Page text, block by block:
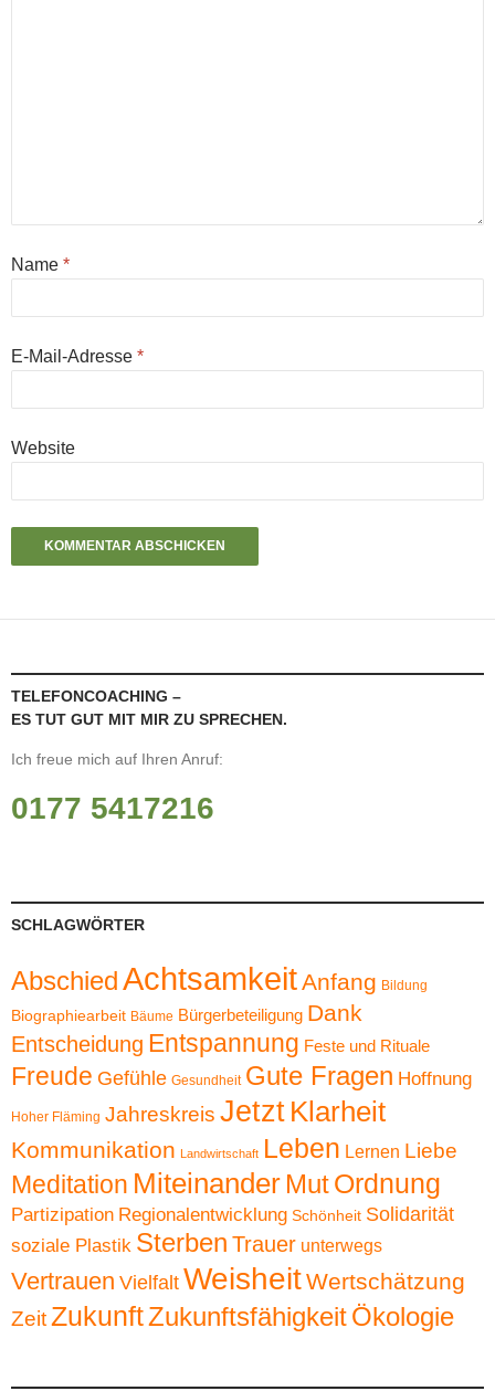
Name *
E-Mail-Adresse *
Website
TELEFONCOACHING –
ES TUT GUT MIT MIR ZU SPRECHEN.
Ich freue mich auf Ihren Anruf:
0177 5417216
SCHLAGWÖRTER
AbschiedAchtsamkeitAnfang Bildung
Biographiearbeit Bäume Bürgerbeteiligung Dank
Entscheidung Entspannung Feste und Rituale
Freude Gefühle Gesundheit Gute Fragen Hoffnung
Hoher Fläming Jahreskreis Jetzt Klarheit
Kommunikation Landwirtschaft Leben Lernen Liebe
Meditation Miteinander MutOrdnung
Partizipation Regionalentwicklung Schönheit Solidarität
soziale Plastik Sterben Trauer unterwegs
Vertrauen Vielfalt WeisheitWertschätzung
ZeitZukunftZukunftsfähigkeitÖkologie